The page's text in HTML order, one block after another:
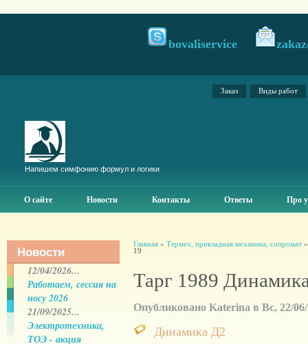
bovaliservice
Заказ Виды работ
Напишем симфонию формул и логики
О сайте Новости Контакты Ответы Про
Новости
12/04/2026...
Работаем, сессия на
носу 2026
21/09/2025...
Электротехника,
ТОЭ - акция
Главная» Термех, прикладная механика, сопромат
19
Тарг 1989
Опубликовано Katerina в Вс, 22/06/
Динамика Д2